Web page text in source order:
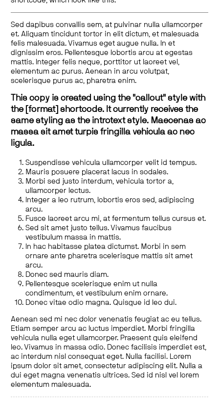
Sed dapibus convallis sem, at pulvinar nulla ullamcorper
et. Aliquam tincidunt tortor in elit dictum, et malesuada
felis malesuada. Vivamus eget augue nulla. In et
dignissim eros. Pellentesque lobortis arcu at egestas
mattis. Integer felis neque, porttitor ut laoreet vel,
elementum ac purus. Aenean in arcu volutpat,
scelerisque purus ac, pharetra enim.
This copy is created using the "callout" style with
the [format] shortcode. It currently receives the
same styling as the introtext style. Maecenas ac
massa sit amet turpis fringilla vehicula ac nec
ligula.
Suspendisse vehicula ullamcorper velit id tempus.
Mauris posuere placerat lacus in sodales.
Morbi sed justo interdum, vehicula tortor a,
ullamcorper lectus.
Integer a leo rutrum, lobortis eros sed, adipiscing
arcu.
Fusce laoreet arcu mi, at fermentum tellus cursus et.
Sed sit amet justo tellus. Vivamus faucibus
vestibulum massa in mattis.
In hac habitasse platea dictumst. Morbi in sem
ornare ante pharetra scelerisque mattis sit amet
arcu.
Donec sed mauris diam.
Pellentesque scelerisque enim ut nulla
condimentum, et vestibulum enim ornare.
Donec vitae odio magna. Quisque id leo dui.
Aenean sed mi nec dolor venenatis feugiat ac eu tellus.
Etiam semper arcu ac luctus imperdiet. Morbi fringilla
vehicula nulla eget ullamcorper. Praesent quis eleifend
leo. Vivamus in massa odio. Donec facilisis imperdiet est,
ac interdum nisl consequat eget. Nulla facilisi. Lorem
ipsum dolor sit amet, consectetur adipiscing elit. Nulla a
dui eget magna venenatis ultrices. Sed id nisl vel lorem
elementum malesuada.